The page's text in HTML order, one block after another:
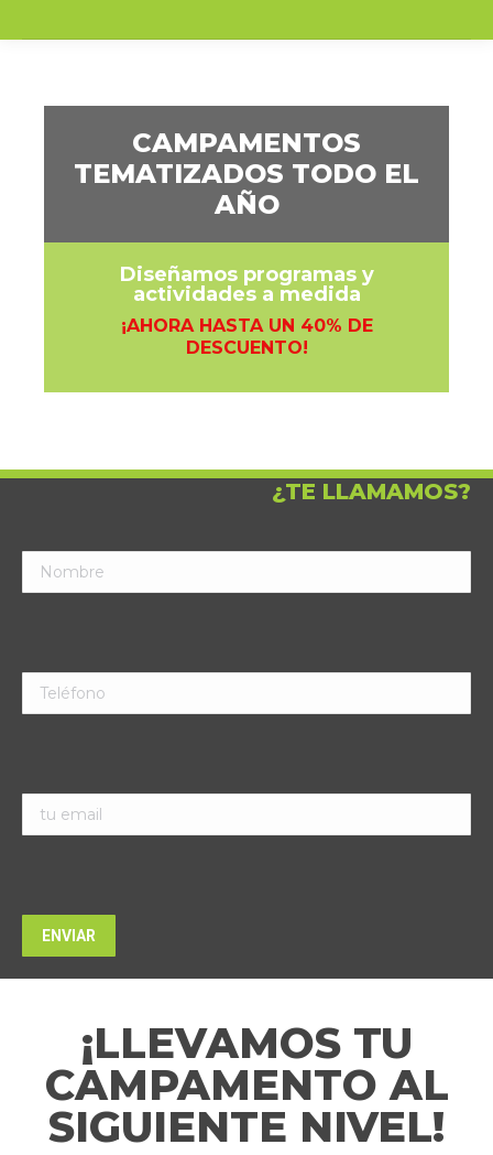
CAMPAMENTOS
TEMATIZADOS TODO EL
AÑO
Diseñamos programas y
actividades a medida
¡AHORA HASTA UN 40% DE
DESCUENTO!
¿TE LLAMAMOS?
¡LLEVAMOS TU
CAMPAMENTO AL
SIGUIENTE NIVEL!